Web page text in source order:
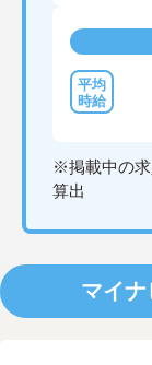
※掲載中の求
算出
マイ